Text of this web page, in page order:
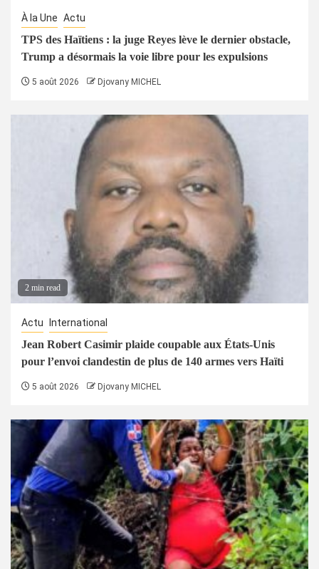
À la Une Actu
TPS des Haïtiens : la juge Reyes lève le dernier obstacle,
Trump a désormais la voie libre pour les expulsions
5 août 2026 Djovany MICHEL
2 min read
Actu International
Jean Robert Casimir plaide coupable aux États-Unis
pour l’envoi clandestin de plus de 140 armes vers Haïti
5 août 2026 Djovany MICHEL